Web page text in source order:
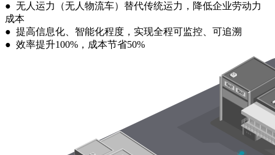
● 无人运力（无人物流车）替代传统运力，降低企业劳动力
成本
● 提高信息化、智能化程度，实现全程可监控、可追溯
● 效率提升100%，成本节省50%